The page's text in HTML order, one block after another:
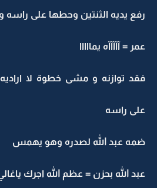
رفع يديه الثنتين وحطها على
عمر = آآآآآه يمااااا
فقد توازنه و مشى خطوة لا
على راسه
ضمه عبد الله لصدره وهو يهمس
عبد الله بحزن = عظم الله اجرك